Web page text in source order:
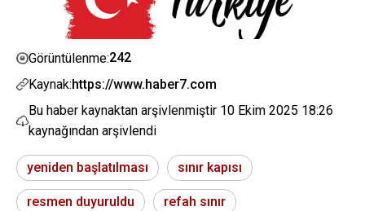
Görüntülenme:242
Kaynak:https://www.haber7.com
Bu haber kaynaktan arşivlenmiştir 10 Ekim 2025 18:26
kaynağından arşivlendi
yeniden başlatılması sınır kapısı
resmen duyuruldu refah sınır